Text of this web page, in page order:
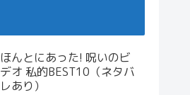
ほんとにあった! 呪いのビ
デオ 私的BEST10（ネタバ
レあり）